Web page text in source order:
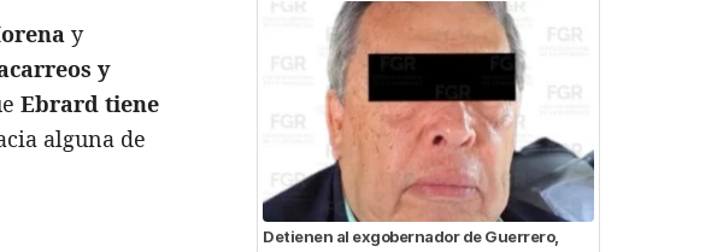
y
y
Ebrard tiene
alguna de
Detienen al exgobernador de Guerrero,